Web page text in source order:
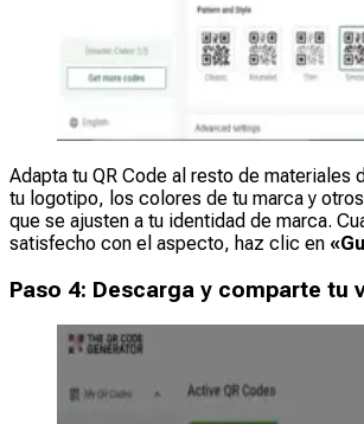
Adapta tu QR Code al resto de materiales
tu logotipo, los colores de tu marca y
que se ajusten a tu identidad de marca.
satisfecho con el aspecto, haz clic en
Paso 4: Descarga y comparte tu